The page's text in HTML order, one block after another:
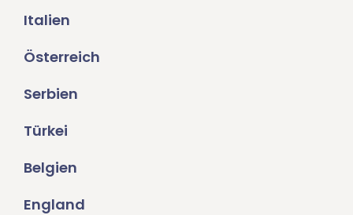
Italien
Österreich
Serbien
Türkei
Belgien
England